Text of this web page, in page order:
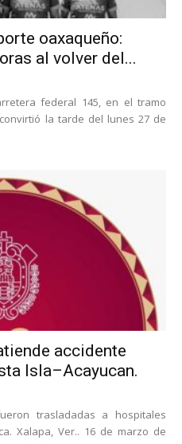
oaxaqueño:
al volver del...
federal 145, en el tramo
la tarde del lunes 27 de
accidente
Isla–Acayucan.
trasladadas a hospitales
Xalapa, Ver.. 16 de marzo de